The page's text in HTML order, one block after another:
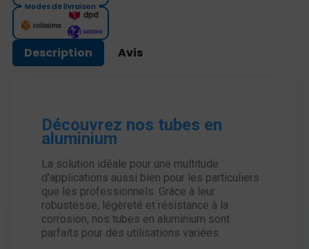
Modes de livraison
Description Avis
Découvrez nos tubes en
aluminium
La solution idéale pour une multitude
d'applications aussi bien pour les particuliers
que les professionnels. Grâce à leur
robustesse, légèreté et résistance à la
corrosion, nos tubes en aluminium sont
parfaits pour des utilisations variées.